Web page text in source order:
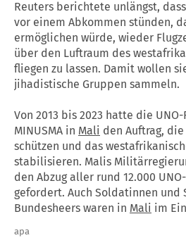
Reuters berichtete unlängst, dass
vor einem Abkommen stünden,
ermöglichen würde, wieder
über den Luftraum des
fliegen zu lassen. Damit wollen
jihadistische Gruppen sammeln.
Von 2013 bis 2023 hatte die
MINUSMA in Mali den Auftrag,
schützen und das
stabilisieren. Malis
den Abzug aller rund 12.000
gefordert. Auch Soldatinnen und
Bundesheers waren in Mali im
apa